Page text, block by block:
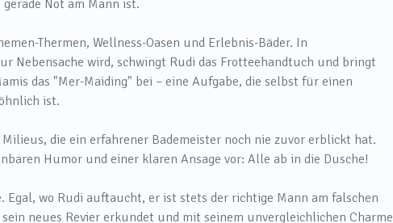
Not am Mann ist.
Thermen, Wellness-Oasen und Erlebnis-Bäder. In
Nebensache wird, schwingt Rudi das Frotteehandtuch und bringt
das "Mer-Maiding" bei – eine Aufgabe, die selbst für einen
ist.
die ein erfahrener Bademeister noch nie zuvor erblickt hat.
Humor und einer klaren Ansage vor: Alle ab in die Dusche!
wo Rudi auftaucht, er ist stets der richtige Mann am falschen
neues Revier erkundet und mit seinem unvergleichlichen Charme